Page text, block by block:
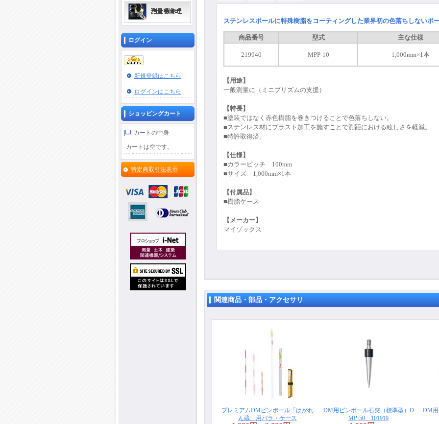
ログイン
新規登録はこちら
ログインはこちら
ショッピングカート
カートの中身
カートは空です。
特定商取引法表示
ステンレスポールに特殊樹脂をコーティングした業界初の色落ちしないポ
商品番号 型式 主な仕様
219940 MPP-10 1,000mm×1本
【用途】
一般測量に（ミニプリズムの支援）
【特長】
■塗装ではなく赤色樹脂を巻きつけることで色落ちしない。
■ステンレス材にブラスト加工を施すことで測距における眩しさを軽減。
■特許取得済。
【仕様】
■カラーピッチ 100mm
■サイズ 1,000mm×1本
【付属品】
■樹脂ケース
【メーカー】
マイゾックス
関連商品・部品・アクセサリ
プレミアムDMピンポール「はがれ
ん蔵」用バラ・ケース
DM用ピンポール石突（標準型）D
MP-50 101919
DM